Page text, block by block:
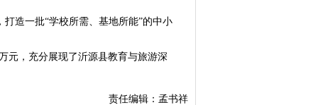
造一批“学校所需、基地所能”的中小
元，充分展现了沂源县教育与旅游深
责任编辑：孟书祥